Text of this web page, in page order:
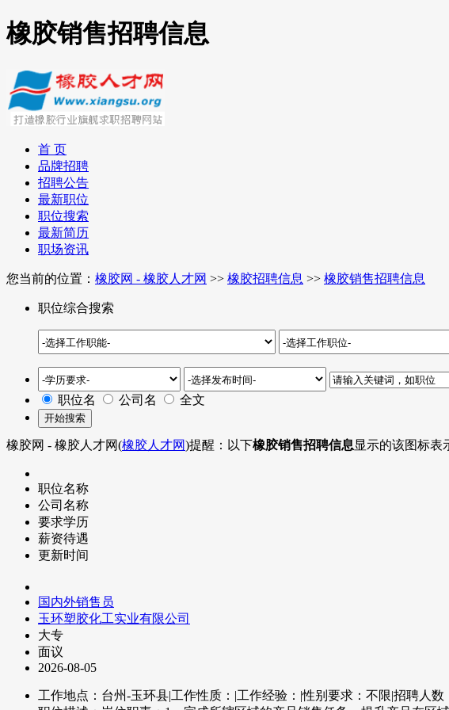
橡胶销售招聘信息
首 页
品牌招聘
招聘公告
最新职位
职位搜索
最新简历
职场资讯
您当前的位置： 橡胶网 - 橡胶人才网 >> 橡胶招聘信息 >> 橡胶销售招聘信息
职位综合搜索
职位名 公司名 全文
橡胶网 - 橡胶人才网(橡胶人才网)提醒：以下橡胶销售招聘信息显示的该图标表
职位名称
公司名称
要求学历
薪资待遇
更新时间
国内外销售员
玉环塑胶化工实业有限公司
大专
面议
2026-08-05
工作地点：台州-玉环县|工作性质： |工作经验： |性别要求：不限|招聘人数